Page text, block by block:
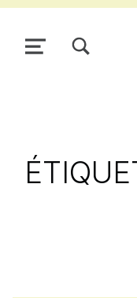
MENU